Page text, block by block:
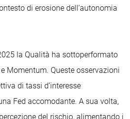
di erosione dell’autonomia
la Qualità ha sottoperformato
Momentum. Queste osservazioni
di tassi d’interesse
Fed accomodante. A sua volta,
del rischio, alimentando i